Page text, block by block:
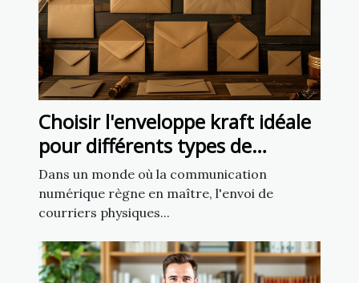
Choisir l'enveloppe kraft idéale
pour différents types de
courriers
Dans un monde où la communication
numérique règne en maître, l'envoi de
courriers physiques...